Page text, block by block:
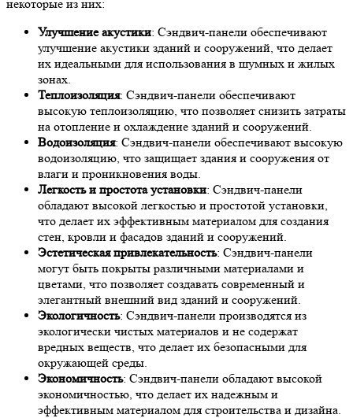
некоторые из них:
Улучшение акустики: Сэндвич-панели обеспечивают
улучшение акустики зданий и сооружений, что делает
их идеальными для использования в шумных и жилых
зонах.
Теплоизоляция: Сэндвич-панели обеспечивают
высокую теплоизоляцию, что позволяет снизить затраты
на отопление и охлаждение зданий и сооружений.
Водоизоляция: Сэндвич-панели обеспечивают высокую
водоизоляцию, что защищает здания и сооружения от
влаги и проникновения воды.
Легкость и простота установки: Сэндвич-панели
обладают высокой легкостью и простотой установки,
что делает их эффективным материалом для создания
стен, кровли и фасадов зданий и сооружений.
Эстетическая привлекательность: Сэндвич-панели
могут быть покрыты различными материалами и
цветами, что позволяет создавать современный и
элегантный внешний вид зданий и сооружений.
Экологичность: Сэндвич-панели производятся из
экологически чистых материалов и не содержат
вредных веществ, что делает их безопасными для
окружающей среды.
Экономичность: Сэндвич-панели обладают высокой
экономичностью, что делает их надежным и
эффективным материалом для строительства и дизайна.